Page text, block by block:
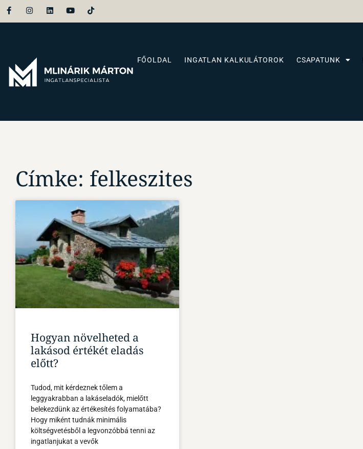
FŐOLDAL INGATLAN KALKULÁTOROK CSAPATUNK
Címke: felkeszites
Hogyan növelheted a
lakásod értékét eladás
előtt?
Tudod, mit kérdeznek tőlem a
leggyakrabban a lakáseladók, mielőtt
belekezdünk az értékesítés folyamatába?
Hogy miként tudnák minimális
költségvetésből a legvonzóbbá tenni az
ingatlanjukat a vevők